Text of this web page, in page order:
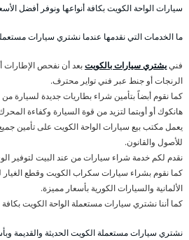
سيارات الواحة الكويت بكافة أنواعها ونوفر أفضل
ما الخدمات التي نقدمها عندما نشتري سيارات
فنييشتري سيارات بالكويتبعد أن نفحص الإطارات
الرنجات أو جنط عبر فني تواير محترف.
كما نقوم أبضاً بتأمين شراء بطاريات جديدة لسيارة
هانكوك أو أوبتما لتزيد من قوة السيارة وكفاءة
يعمل مكتب بيع سيارات الواحة الكويت على تأمين جميع
للأصول والقانون.
نقدم لكم خدمة شراء سيارات من عند البيت لتوفير
كما نقوم بشراء سيارات سكراب الكويت وقطع الغيار
الألمانية والسيارات الكورية بأسعار مميزة.
كما أننا نشتري سيارات مستعملة الواحة الكويت بكافة
نشتري سيارات مستعملة الكويت الحديثة والقديمة